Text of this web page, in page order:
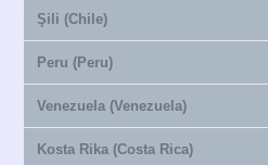
Şili (Chile)
Peru (Peru)
Venezuela (Venezuela)
Kosta Rika (Costa Rica)